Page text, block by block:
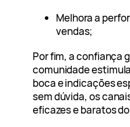
Melhora a
vendas;
Por fim, a confiança
comunidade
boca e indicações
sem dúvida, os
eficazes e baratos